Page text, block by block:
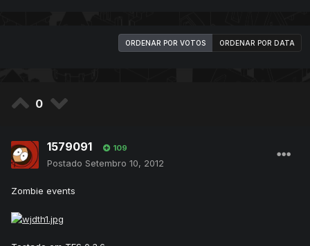
ORDENAR POR VOTOS ORDENAR POR DATA
0
1579091 109
Postado Setembro 10, 2012
Zombie events